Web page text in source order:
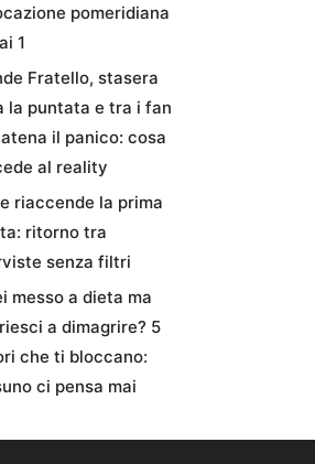
pomeridiana
1
Fratello, stasera
la puntata e tra i fan
il panico: cosa
al reality
riaccende la prima
ritorno tra
senza filtri
messo a dieta ma
a dimagrire? 5
che ti bloccano:
ci pensa mai